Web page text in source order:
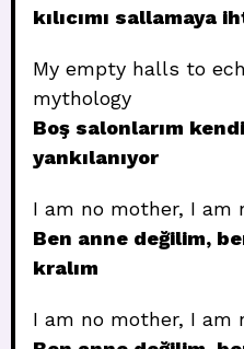
kılıcımı sallamaya
My empty halls to
mythology
Boş salonlarım
yankılanıyor
I am no mother, I am
Ben anne değilim,
kralım
I am no mother, I am